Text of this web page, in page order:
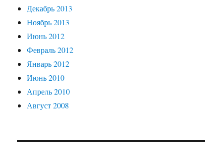
Декабрь 2013
Ноябрь 2013
Июнь 2012
Февраль 2012
Январь 2012
Июнь 2010
Апрель 2010
Август 2008